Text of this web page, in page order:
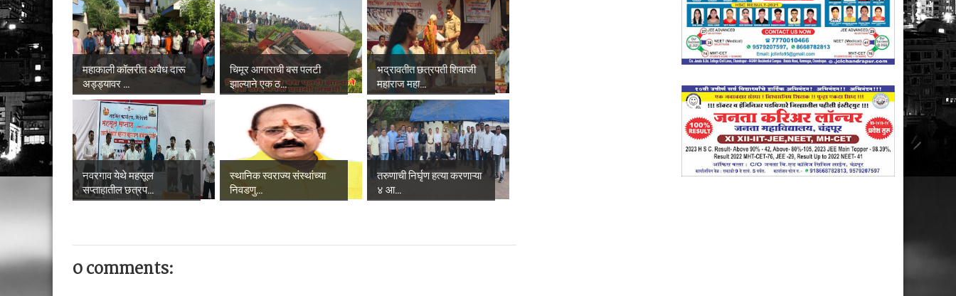
महाकाली कॉलरीत अवैध दारू
अड्ड्यावर ...
चिमूर आगाराची बस पलटी
झाल्याने एक ठ...
भद्रावतीत छत्रपती शिवाजी
महाराज महा...
नवरगाव येथे महसूल
सप्ताहातील छत्रप...
स्थानिक स्वराज्य संस्थांच्या
निवडणु...
तरुणाची निर्घृण हत्या करणाऱ्या
४ आ...
0 comments: